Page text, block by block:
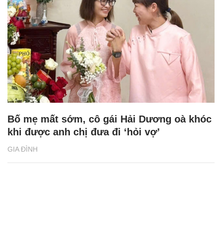
GIA ĐÌNH
Bố mẹ mất sớm, cô gái Hải Dương oà khóc
khi được anh chị đưa đi ‘hỏi vợ’